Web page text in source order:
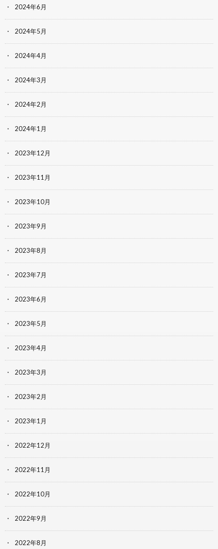
2024年6月
2024年5月
2024年4月
2024年3月
2024年2月
2024年1月
2023年12月
2023年11月
2023年10月
2023年9月
2023年8月
2023年7月
2023年6月
2023年5月
2023年4月
2023年3月
2023年2月
2023年1月
2022年12月
2022年11月
2022年10月
2022年9月
2022年8月